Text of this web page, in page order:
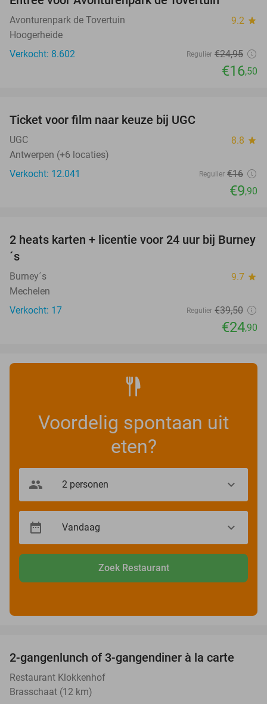
Avonturenpark de Tovertuin 9.2 star
Hoogerheide
Verkocht: 8.602
Regulier €24,95
€16,50
Ticket voor film naar keuze bij UGC
UGC 8.8 star
Antwerpen (+6 locaties)
Verkocht: 12.041
Regulier €16
€9,90
37%
2 heats karten + licentie voor 24 uur bij Burney
´s
Burney´s 9.7 star
Mechelen
Verkocht: 17
Regulier €39,50
€24,90
Voordelig spontaan uit
eten?
Zoek Restaurant
43%
2-gangenlunch of 3-gangendiner à la carte
Restaurant Klokkenhof
Brasschaat (12 km)